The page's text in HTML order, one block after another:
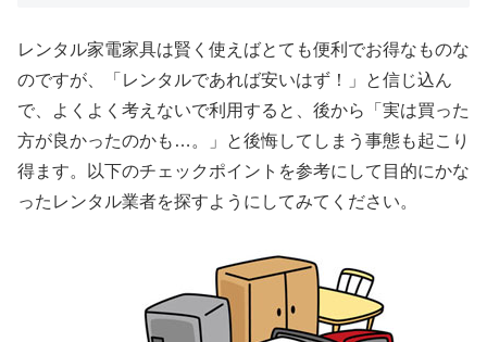
レンタル家電家具は賢く使えばとても便利でお得なものな
のですが、「レンタルであれば安いはず！」と信じ込ん
で、よくよく考えないで利用すると、後から「実は買った
方が良かったのかも…。」と後悔してしまう事態も起こり
得ます。以下のチェックポイントを参考にして目的にかな
ったレンタル業者を探すようにしてみてください。